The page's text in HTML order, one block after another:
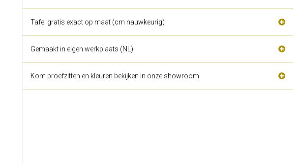
Tafel gratis exact op maat (cm nauwkeurig)
Gemaakt in eigen werkplaats (NL)
Kom proefzitten en kleuren bekijken in onze showroom